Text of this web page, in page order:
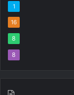
1
16
8
8